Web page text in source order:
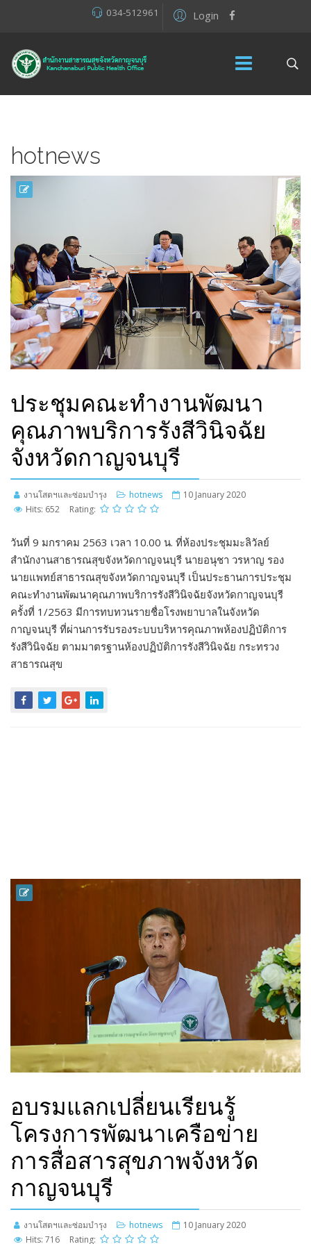
Login
034-512961
hotnews
ประชุมคณะทำงานพัฒนา
คุณภาพบริการรังสีวินิจฉัย
จังหวัดกาญจนบุรี
งานโสตฯและซ่อมบำรุง hotnews
10 January 2020
Hits: 652
Rating:
วันที่ 9 มกราคม 2563 เวลา 10.00 น. ที่ห้องประชุมมะลิวัลย์
สำนักงานสาธารณสุขจังหวัดกาญจนบุรี นายอนุชา วรหาญ รอง
นายแพทย์สาธารณสุขจังหวัดกาญจนบุรี เป็นประธานการประชุม
คณะทำงานพัฒนาคุณภาพบริการรังสีวินิจฉัยจังหวัดกาญจนบุรี
ครั้งที่ 1/2563 มีการทบทวนรายชื่อโรงพยาบาลในจังหวัด
กาญจนบุรี ที่ผ่านการรับรองระบบบริหารคุณภาพห้องปฏิบัติการ
รังสีวินิจฉัย ตามมาตรฐานห้องปฏิบัติการรังสีวินิจฉัย กระทรวง
สาธารณสุข
อบรมแลกเปลี่ยนเรียนรู้
โครงการพัฒนาเครือข่าย
การสื่อสารสุขภาพจังหวัด
กาญจนบุรี
งานโสตฯและซ่อมบำรุง hotnews
10 January 2020
Hits: 716
Rating: